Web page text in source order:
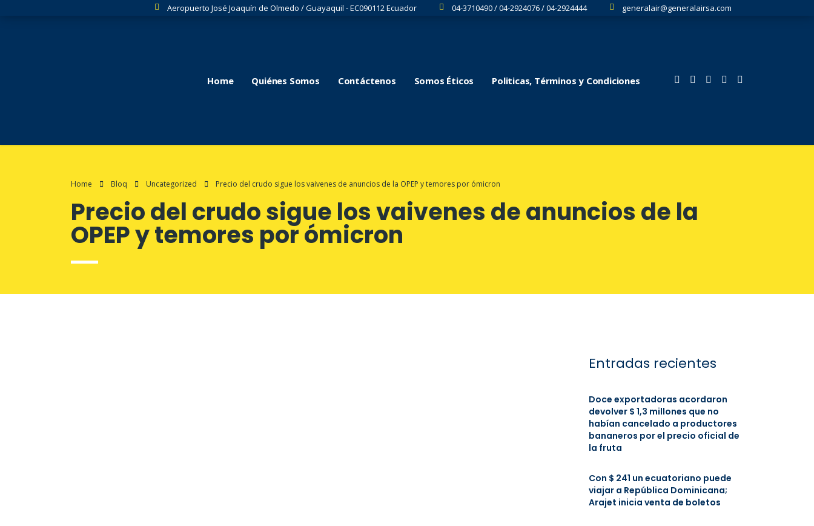
Aeropuerto José Joaquín de Olmedo / Guayaquil - EC090112 Ecuador 04-3710490 / 04-2924076 / 04-2924444 generalair@generalairsa.com
Home Quiénes Somos Contáctenos Somos Éticos Politicas, Términos y Condiciones
Home Bloq Uncategorized Precio del crudo sigue los vaivenes de anuncios de la OPEP y temores por ómicron
Precio del crudo sigue los vaivenes de anuncios de la
OPEP y temores por ómicron
Entradas recientes
Doce exportadoras acordaron
devolver $ 1,3 millones que no
habían cancelado a productores
bananeros por el precio oficial de
la fruta
Con $ 241 un ecuatoriano puede
viajar a República Dominicana;
Arajet inicia venta de boletos